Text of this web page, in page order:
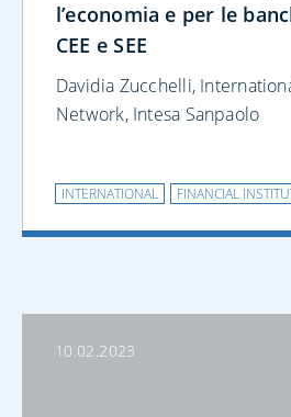
l’economia e per le
CEE e SEE
Davidia Zucchelli,
Network, Intesa Sanpaolo
INTERNATIONAL FINANCIAL
10.02.2023